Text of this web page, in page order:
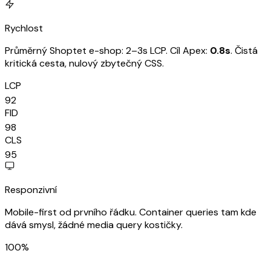
Rychlost
Průměrný Shoptet e-shop: 2–3s LCP. Cíl Apex: 0.8s. Čistá
kritická cesta, nulový zbytečný CSS.
LCP
92
FID
98
CLS
95
Responzivní
Mobile-first od prvního řádku. Container queries tam kde
dává smysl, žádné media query kostičky.
100%